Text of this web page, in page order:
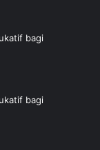
bagi
bagi